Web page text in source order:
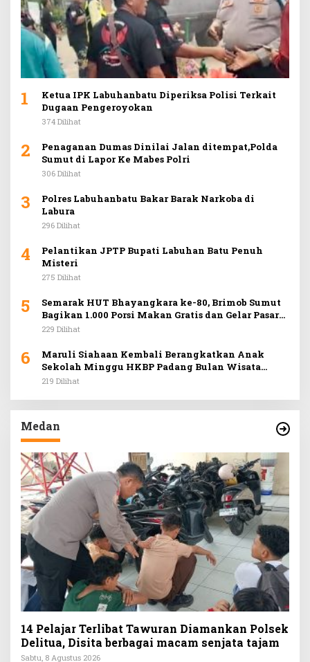
1
Ketua IPK Labuhanbatu Diperiksa Polisi Terkait
Dugaan Pengeroyokan
374 Dilihat
2
Penaganan Dumas Dinilai Jalan ditempat,Polda
Sumut di Lapor Ke Mabes Polri
306 Dilihat
3
Polres Labuhanbatu Bakar Barak Narkoba di
Labura
296 Dilihat
4
Pelantikan JPTP Bupati Labuhan Batu Penuh
Misteri
275 Dilihat
5
Semarak HUT Bhayangkara ke-80, Brimob Sumut
Bagikan 1.000 Porsi Makan Gratis dan Gelar Pasar
Murah di Car Free Day Medan
229 Dilihat
6
Maruli Siahaan Kembali Berangkatkan Anak
Sekolah Minggu HKBP Padang Bulan Wisata
Rohani ke Hill Park
219 Dilihat
Medan
14 Pelajar Terlibat Tawuran Diamankan Polsek
Delitua, Disita berbagai macam senjata tajam
Sabtu, 8 Agustus 2026